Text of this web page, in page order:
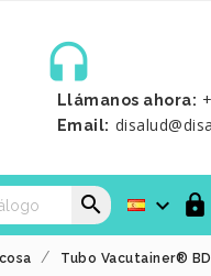

Llámanos ahora:
Email:



Tubo Vacutainer®